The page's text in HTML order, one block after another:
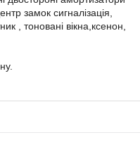
замок сигналізація,
, тоновані вікна,ксенон,